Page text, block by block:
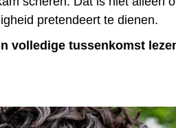
pretendeert te dienen.
volledige tussenkomst